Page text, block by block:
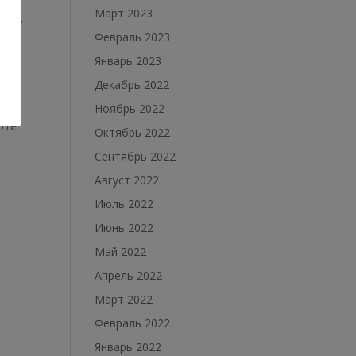
Март 2023
Февраль 2023
Январь 2023
Декабрь 2022
Ноябрь 2022
Октябрь 2022
Сентябрь 2022
Август 2022
Июль 2022
Июнь 2022
Май 2022
Апрель 2022
Март 2022
Февраль 2022
Январь 2022